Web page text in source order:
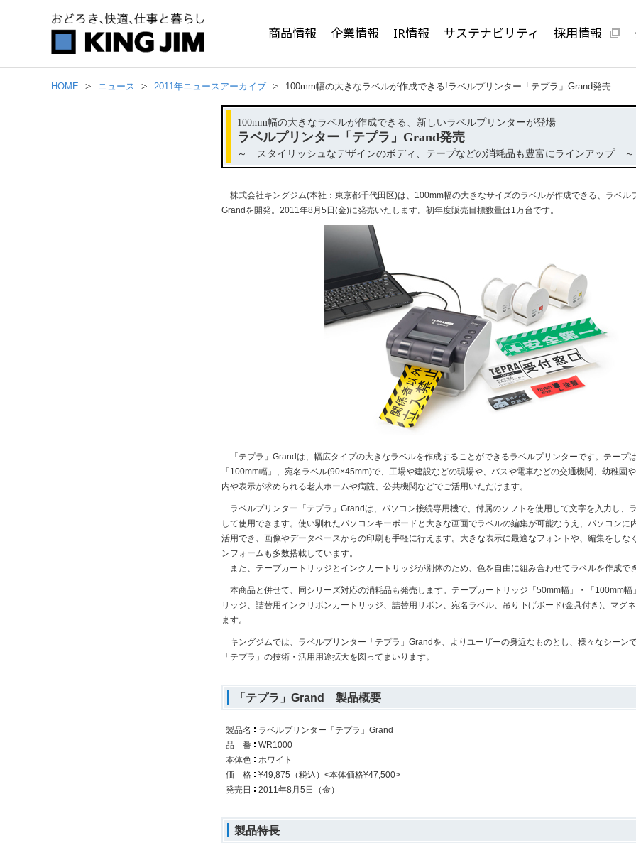
商品情報 企業情報 IR情報 サステナビリティ 採用情報
HOME ニュース 2011年ニュースアーカイブ 100mm幅の大きなラベルが作成できる!ラベルプリンター「テプラ」Grand発売
100mm幅の大きなラベルが作成できる、新しいラベルプリンターが登場
ラベルプリンター「テプラ」Grand発売
～ スタイリッシュなデザインのボディ、テープなどの消耗品も豊富にラインアップ ～
株式会社キングジム(本社：東京都千代田区)は、100mm幅の大きなサイズのラベルが作成できる、ラベル
Grandを開発。2011年8月5日(金)に発売いたします。初年度販売目標数量は1万台です。
「テプラ」Grandは、幅広タイプの大きなラベルを作成することができるラベルプリンターです。テープ
「100mm幅」、宛名ラベル(90×45mm)で、工場や建設などの現場や、バスや電車などの交通機関、幼稚園
内や表示が求められる老人ホームや病院、公共機関などでご活用いただけます。
ラベルプリンター「テプラ」Grandは、パソコン接続専用機で、付属のソフトを使用して文字を入力し、
して使用できます。使い馴れたパソコンキーボードと大きな画面でラベルの編集が可能なうえ、パソコンに
活用でき、画像やデータベースからの印刷も手軽に行えます。大きな表示に最適なフォントや、編集をしな
ンフォームも多数搭載しています。
また、テープカートリッジとインクカートリッジが別体のため、色を自由に組み合わせてラベルを作成でき
本商品と併せて、同シリーズ対応の消耗品も発売します。テープカートリッジ「50mm幅」・「100mm幅
リッジ、詰替用インクリボンカートリッジ、詰替用リボン、宛名ラベル、吊り下げボード(金具付き)、マグ
ます。
キングジムでは、ラベルプリンター「テプラ」Grandを、よりユーザーの身近なものとし、様々なシーン
「テプラ」の技術・活用用途拡大を図ってまいります。
「テプラ」Grand 製品概要
製品名
ラベルプリンター「テプラ」Grand
品 番
WR1000
本体色
ホワイト
価 格
¥49,875（税込）<本体価格¥47,500>
発売日
2011年8月5日（金）
製品特長